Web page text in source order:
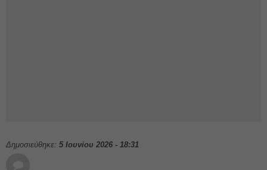
Δημοσιεύθηκε: 5 Ιουνίου 2026 - 18:31